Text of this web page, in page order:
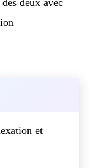
et